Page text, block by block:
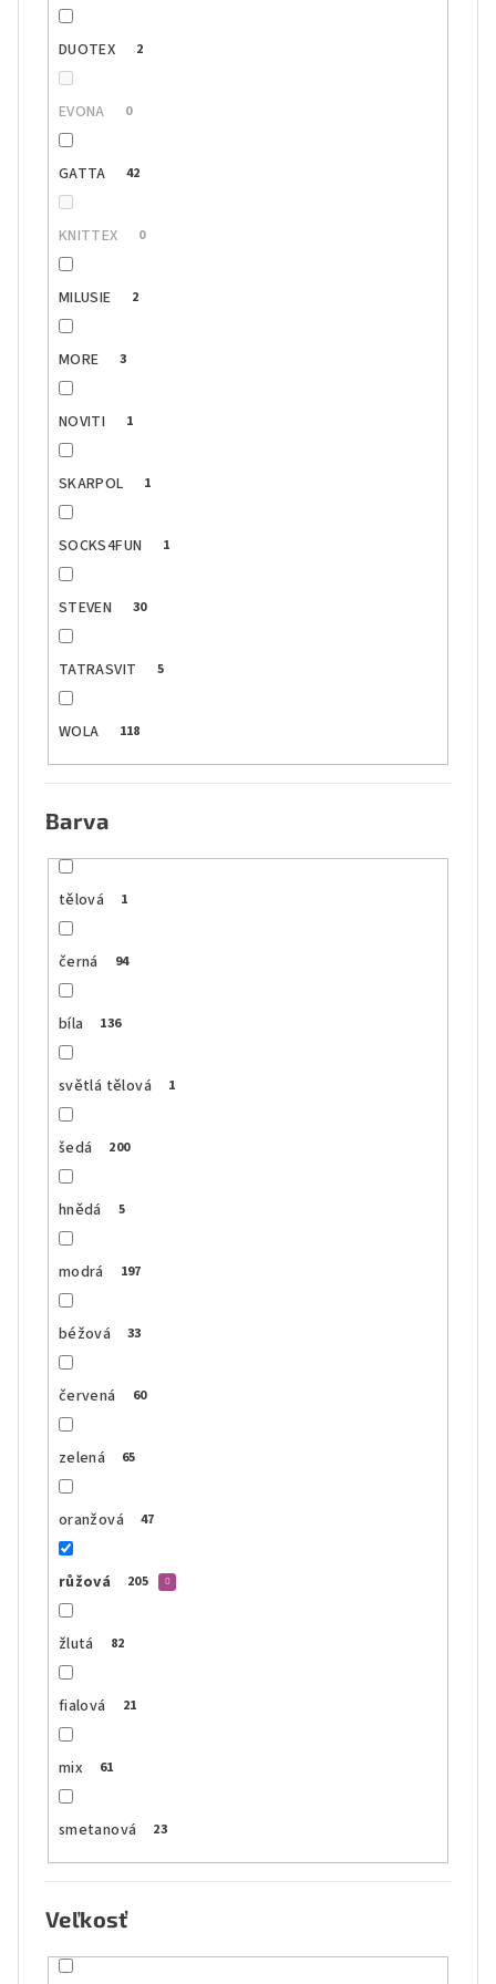
DUOTEX 2
EVONA 0
GATTA 42
KNITTEX 0
MILUSIE 2
MORE 3
NOVITI 1
SKARPOL 1
SOCKS4FUN 1
STEVEN 30
TATRASVIT 5
WOLA 118
Barva
tělová 1
černá 94
bíla 136
světlá tělová 1
šedá 200
hnědá 5
modrá 197
béžová 33
červená 60
zelená 65
oranžová 47
růžová 205
žlutá 82
fialová 21
mix 61
smetanová 23
Veľkosť